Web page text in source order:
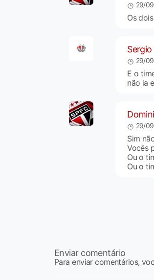
29/
Os
29/
E o
não ia
29/
Sim
Vocês
Ou o
Ou o
Enviar comentário
Para enviar comentários,